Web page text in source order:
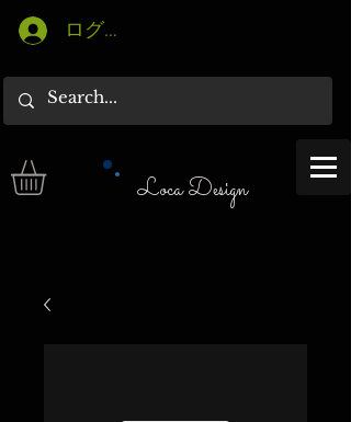
ログイン
Loca Design